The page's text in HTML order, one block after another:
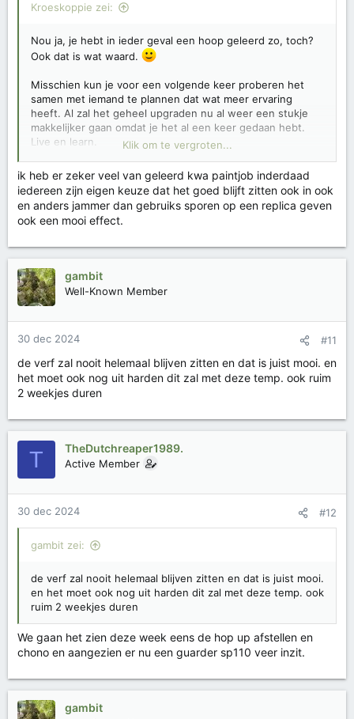
Kroeskoppie zei:
Nou ja, je hebt in ieder geval een hoop geleerd zo, toch?
Ook dat is wat waard.
Misschien kun je voor een volgende keer proberen het
samen met iemand te plannen dat wat meer ervaring
heeft. Al zal het geheel upgraden nu al weer een stukje
makkelijker gaan omdat je het al een keer gedaan hebt.
Live en learn.
Over de paintjob heb ik verder niet zo veel te zeggen. Ik
ben geen fan van dit soort paintjobs (ik zie de toevoeging
er niet zo van in), maar het lijkt opzich verder prima gelukt.
Hoop dat de verf goed blijft zitten, in ieder geval.
Klik om te vergroten...
ik heb er zeker veel van geleerd kwa paintjob inderdaad
iedereen zijn eigen keuze dat het goed blijft zitten ook in ook
en anders jammer dan gebruiks sporen op een replica geven
ook een mooi effect.
gambit
Well-Known Member
30 dec 2024 #11
de verf zal nooit helemaal blijven zitten en dat is juist mooi. en
het moet ook nog uit harden dit zal met deze temp. ook ruim
2 weekjes duren
T TheDutchreaper1989.
Active Member
30 dec 2024 #12
gambit zei:
de verf zal nooit helemaal blijven zitten en dat is juist mooi.
en het moet ook nog uit harden dit zal met deze temp. ook
ruim 2 weekjes duren
We gaan het zien deze week eens de hop up afstellen en
chono en aangezien er nu een guarder sp110 veer inzit.
gambit